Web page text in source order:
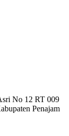
No 12 RT 009
Penajam